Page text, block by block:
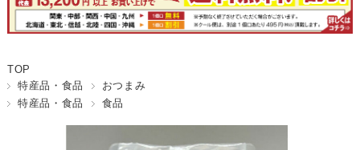
TOP
特産品・食品
おつまみ
特産品・食品
食品